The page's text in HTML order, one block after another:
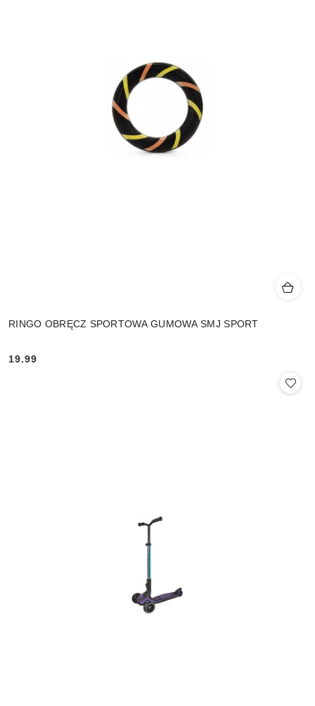
RINGO OBRĘCZ SPORTOWA GUMOWA SMJ SPORT
Cena:
19.99